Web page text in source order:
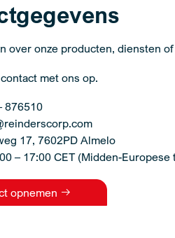
over onze producten, diensten
met ons op.
876510
17, 7602PD Almelo
– 17:00 CET (Midden-Europese
opnemen